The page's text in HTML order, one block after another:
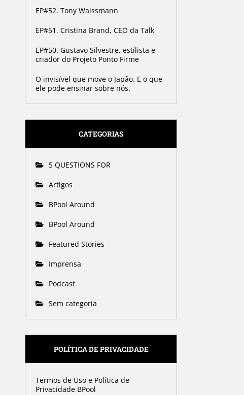
EP#52. Tony Waissmann
EP#51. Cristina Brand, CEO da Talk
EP#50. Gustavo Silvestre, estilista e
criador do Projeto Ponto Firme
O invisível que move o Japão. E o que
ele pode ensinar sobre nós.
CATEGORIAS
5 QUESTIONS FOR
Artigos
BPool Around
BPool Around
Featured Stories
Imprensa
Podcast
Sem categoria
POLÍTICA DE PRIVACIDADE
Termos de Uso e Política de
Privacidade BPool